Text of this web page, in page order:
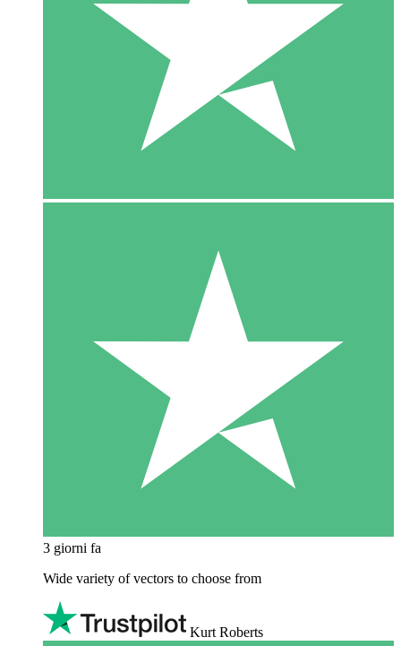
3 giorni fa
Wide variety of vectors to choose from
Kurt Roberts